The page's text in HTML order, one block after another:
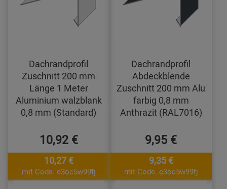
Dachrandprofil
Zuschnitt 200 mm
Länge 1 Meter
Aluminium walzblank
0,8 mm (Standard)
10,92 €
10,27 €
mit Code: e3oc5w99fj
Dachrandprofil
Abdeckblende
Zuschnitt 200 mm Alu
farbig 0,8 mm
Anthrazit (RAL7016)
9,95 €
9,35 €
mit Code: e3oc5w99fj